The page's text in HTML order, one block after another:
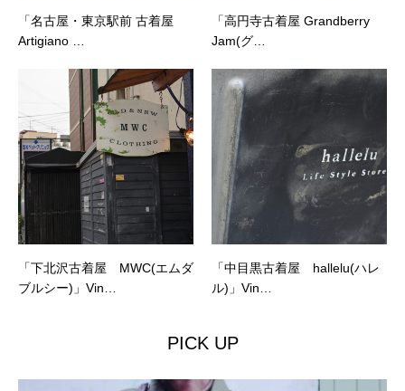
「名古屋・東京駅前 古着屋
Artigiano …
「高円寺古着屋 Grandberry
Jam(グ…
「下北沢古着屋 MWC(エムダ
ブルシー)」Vin…
「中目黒古着屋 hallelu(ハレ
ル)」Vin…
PICK UP